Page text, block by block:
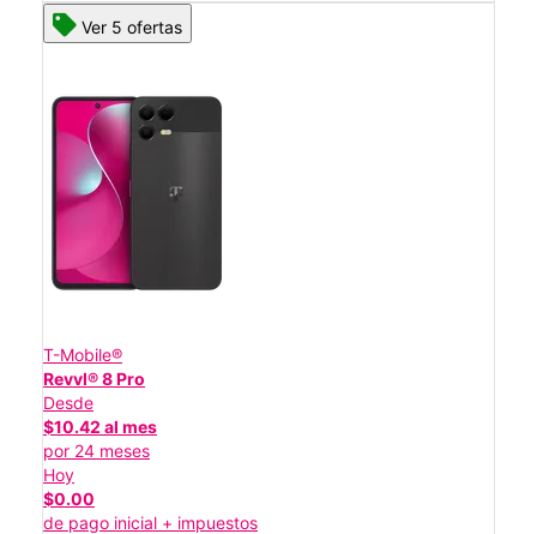
Ver 5 ofertas
T-Mobile®
Revvl® 8 Pro
Desde
$10.42 al mes
por 24 meses
Hoy
$0.00
de pago inicial + impuestos